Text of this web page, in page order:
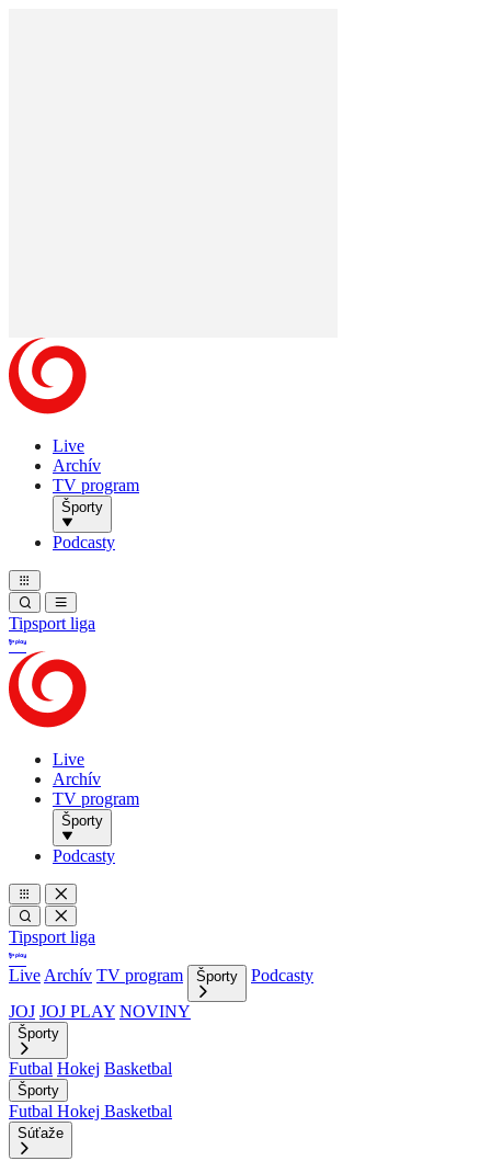
Live
Archív
TV program
Športy
Podcasty
Tipsport liga
Live
Archív
TV program
Športy
Podcasty
Tipsport liga
Live Archív TV program Športy
Podcasty
JOJ JOJ PLAY NOVINY
Športy
Futbal Hokej Basketbal
Športy
Futbal Hokej Basketbal
Súťaže